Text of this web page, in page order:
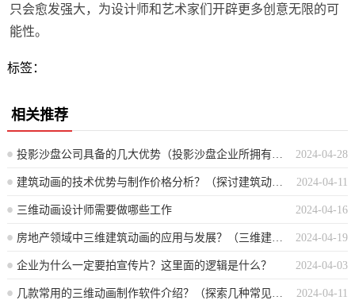
只会愈发强大，为设计师和艺术家们开辟更多创意无限的可
能性。
标签：
相关推荐
2024-04-28
投影沙盘公司具备的几大优势（投影沙盘企业所拥有的三大关键竞争力）
2024-04-11
建筑动画的技术优势与制作价格分析？（探讨建筑动画的技效优势及成本造价评估）
2024-04-16
三维动画设计师需要做哪些工作
2024-04-19
房地产领域中三维建筑动画的应用与发展？（三维建筑动画在房地产行业的应用与进展探索）
2024-04-03
企业为什么一定要拍宣传片？这里面的逻辑是什么？
2024-04-11
几款常用的三维动画制作软件介绍？（探索几种常见的三维动画创作工具详解）